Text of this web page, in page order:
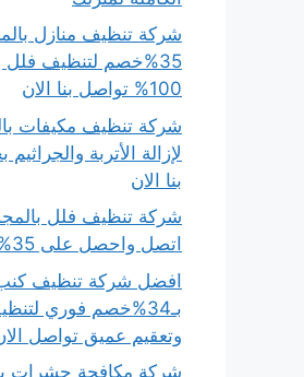
شركة تنظيف منازل
35%خصم لتنظيف فلل
100% تواصل بنا الان
بنا الان
اتصل واحصل على 35%خصم فوري
افضل شركة تنظيف كنب
بـ34%خصم فوري
وتعقيم عميق تواصل
شركة مكافحة حشرات